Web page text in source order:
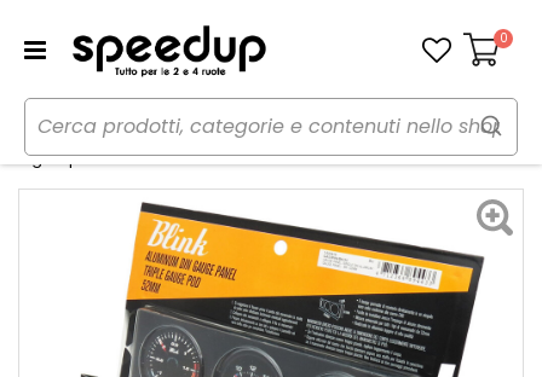
Carrello
0
Home Auto Audio elettronica mobile
Strumenti
Ogiva portastrumenti Misura Din - BLINK